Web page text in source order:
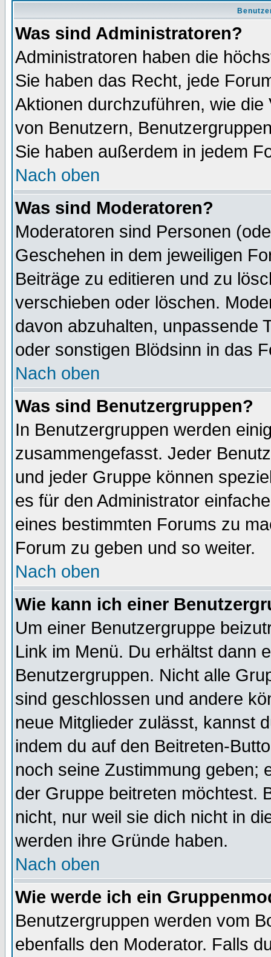
Was sind Administratoren?
Administratoren haben die
Sie haben das Recht, jede
Aktionen durchzuführen, wie
von Benutzern,
Sie haben außerdem in jedem
Nach oben
Was sind Moderatoren?
Moderatoren sind Personen
Geschehen in dem jeweiligen
Beiträge zu editieren und zu
verschieben oder löschen.
davon abzuhalten, unpassende
oder sonstigen Blödsinn in das
Nach oben
Was sind Benutzergruppen?
In Benutzergruppen werden
zusammengefasst. Jeder
und jeder Gruppe können
es für den Administrator
eines bestimmten Forums zu
Forum zu geben und so weiter.
Nach oben
Wie kann ich einer
Um einer Benutzergruppe
Link im Menü. Du erhältst dann
Benutzergruppen. Nicht alle
sind geschlossen und andere
neue Mitglieder zulässt, kannst
indem du auf den Beitreten-
noch seine Zustimmung geben;
der Gruppe beitreten möchtest.
nicht, nur weil sie dich nicht in
werden ihre Gründe haben.
Nach oben
Wie werde ich ein
Benutzergruppen werden vom
ebenfalls den Moderator. Falls